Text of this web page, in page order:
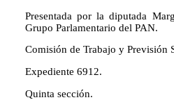
Presentada por la diputada
Grupo Parlamentario del PAN.
Comisión de Trabajo y Previsión
Expediente 6912.
Quinta sección.